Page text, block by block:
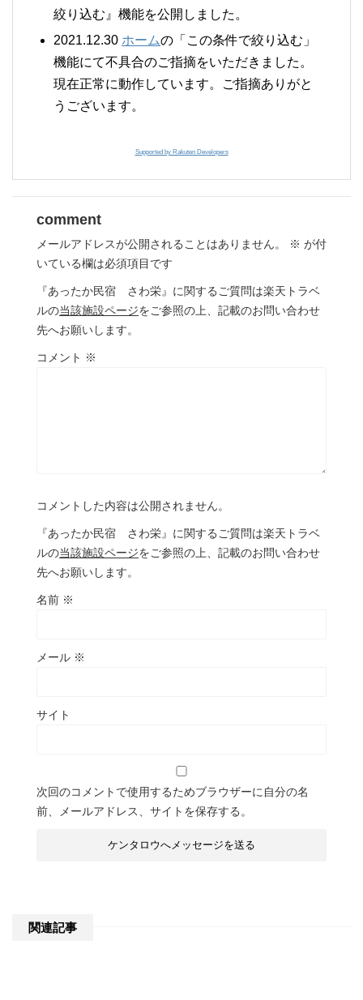
絞り込む』機能を公開しました。
2021.12.30 ホームの「この条件で絞り込む」
機能にて不具合のご指摘をいただきました。
現在正常に動作しています。ご指摘ありがと
うございます。
Supported by Rakuten Developers
comment
メールアドレスが公開されることはありません。 ※ が付
いている欄は必須項目です
『あったか民宿 さわ栄』に関するご質問は楽天トラベ
ルの当該施設ページをご参照の上、記載のお問い合わせ
先へお願いします。
コメント ※
コメントした内容は公開されません。
『あったか民宿 さわ栄』に関するご質問は楽天トラベ
ルの当該施設ページをご参照の上、記載のお問い合わせ
先へお願いします。
名前 ※
メール ※
サイト
次回のコメントで使用するためブラウザーに自分の名
前、メールアドレス、サイトを保存する。
関連記事